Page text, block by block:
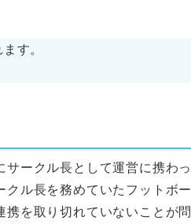
す。
ークル長として運営に携わっ
ル長を務めていたフットボー
を取り切れていないことが問